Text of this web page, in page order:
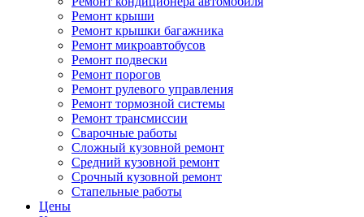
Ремонт крыши
Ремонт крышки багажника
Ремонт микроавтобусов
Ремонт подвески
Ремонт порогов
Ремонт рулевого управления
Ремонт тормозной системы
Ремонт трансмиссии
Сварочные работы
Сложный кузовной ремонт
Средний кузовной ремонт
Срочный кузовной ремонт
Стапельные работы
Цены